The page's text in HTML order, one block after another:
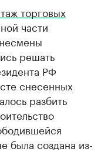
торговых
части
решать
РФ
снесенных
разбить
была создана из-